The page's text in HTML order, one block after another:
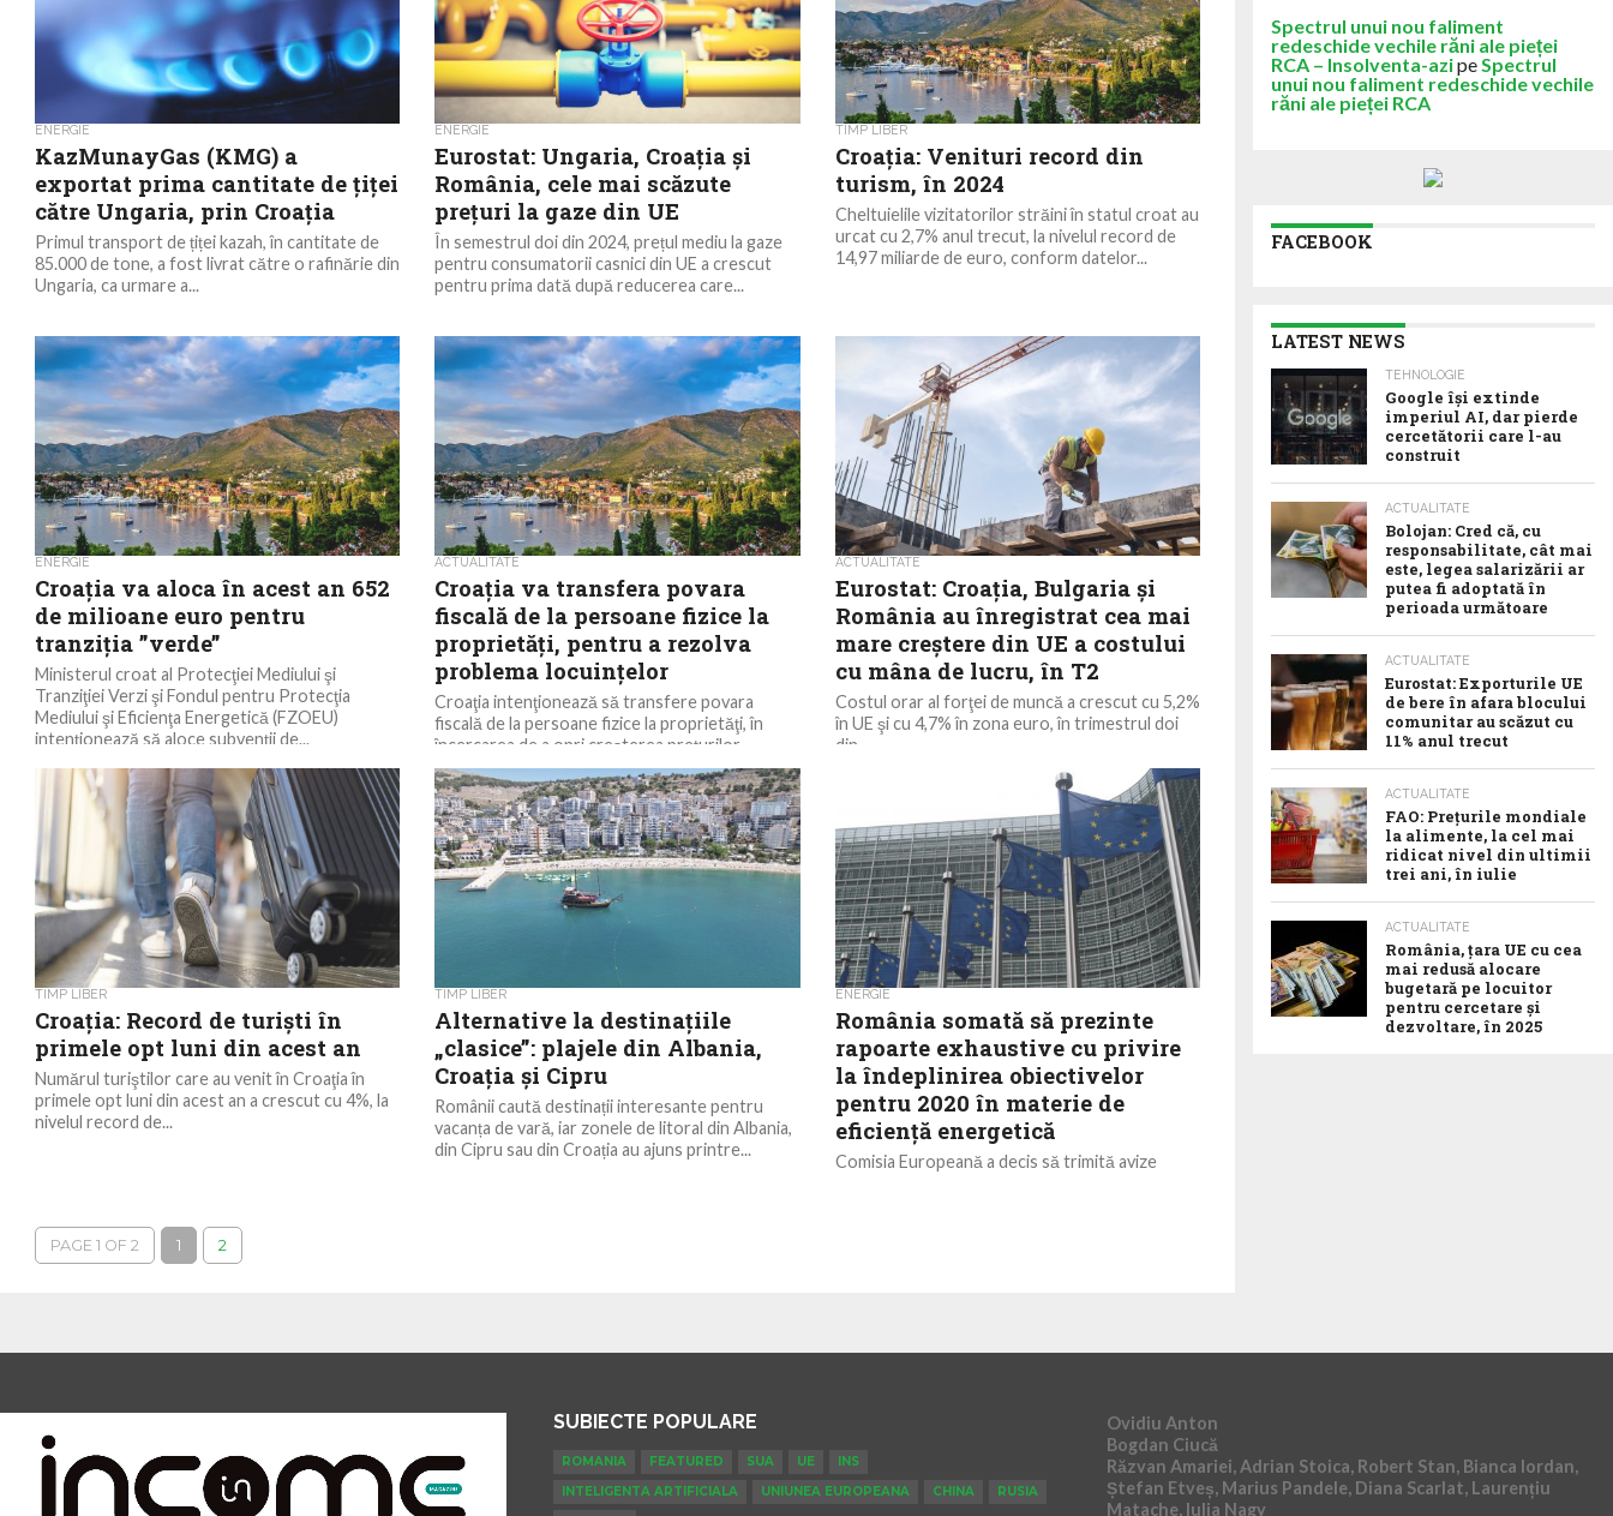
ENERGIE
KazMunayGas (KMG) a
exportat prima cantitate de țiței
către Ungaria, prin Croația
Primul transport de țiței kazah, în cantitate de
85.000 de tone, a fost livrat către o rafinărie din
Ungaria, ca urmare a...
ENERGIE
Eurostat: Ungaria, Croația și
România, cele mai scăzute
prețuri la gaze din UE
În semestrul doi din 2024, prețul mediu la gaze
pentru consumatorii casnici din UE a crescut
pentru prima dată după reducerea care...
TIMP LIBER
Croația: Venituri record din
turism, în 2024
Cheltuielile vizitatorilor străini în statul croat au
urcat cu 2,7% anul trecut, la nivelul record de
14,97 miliarde de euro, conform datelor...
ENERGIE
Croaţia va aloca în acest an 652
de milioane euro pentru
tranziţia ”verde”
Ministerul croat al Protecţiei Mediului şi
Tranziţiei Verzi şi Fondul pentru Protecţia
Mediului şi Eficienţa Energetică (FZOEU)
intenţionează să aloce subvenţii de...
ACTUALITATE
Croaţia va transfera povara
fiscală de la persoane fizice la
proprietăţi, pentru a rezolva
problema locuinţelor
Croaţia intenţionează să transfere povara
fiscală de la persoane fizice la proprietăţi, în
încercarea de a opri creşterea preţurilor
imobiliare şi a...
ACTUALITATE
Eurostat: Croaţia, Bulgaria şi
România au înregistrat cea mai
mare creştere din UE a costului
cu mâna de lucru, în T2
Costul orar al forţei de muncă a crescut cu 5,2%
în UE şi cu 4,7% în zona euro, în trimestrul doi
din...
TIMP LIBER
Croaţia: Record de turişti în
primele opt luni din acest an
Numărul turiştilor care au venit în Croaţia în
primele opt luni din acest an a crescut cu 4%, la
nivelul record de...
TIMP LIBER
Alternative la destinațiile
„clasice”: plajele din Albania,
Croația și Cipru
Românii caută destinații interesante pentru
vacanța de vară, iar zonele de litoral din Albania,
din Cipru sau din Croația au ajuns printre...
ENERGIE
România somată să prezinte
rapoarte exhaustive cu privire
la îndeplinirea obiectivelor
pentru 2020 în materie de
eficienţă energetică
Comisia Europeană a decis să trimită avize
PAGE 1 OF 2 1 2
Spectrul unui nou faliment
redeschide vechile răni ale pieței
RCA – Insolventa-azipeSpectrul
unui nou faliment redeschide vechile
răni ale pieței RCA
FACEBOOK
LATEST NEWS
TEHNOLOGIE
Google îşi extinde
imperiul AI, dar pierde
cercetătorii care l-au
construit
ACTUALITATE
Bolojan: Cred că, cu
responsabilitate, cât mai
este, legea salarizării ar
putea fi adoptată în
perioada următoare
ACTUALITATE
Eurostat: Exporturile UE
de bere în afara blocului
comunitar au scăzut cu
11% anul trecut
ACTUALITATE
FAO: Prețurile mondiale
la alimente, la cel mai
ridicat nivel din ultimii
trei ani, în iulie
ACTUALITATE
România, țara UE cu cea
mai redusă alocare
bugetară pe locuitor
pentru cercetare și
dezvoltare, în 2025
SUBIECTE POPULARE
ROMANIA FEATURED SUA UE
INS
INTELIGENTA ARTIFICIALA
UNIUNEA EUROPEANA CHINA
RUSIA
Ovidiu Anton
Bogdan Ciucă
Răzvan Amariei, Adrian Stoica, Robert Stan, Bianca Iordan,
Ștefan Etveș, Marius Pandele, Diana Scarlat, Laurențiu
Matache, Iulia Nagy